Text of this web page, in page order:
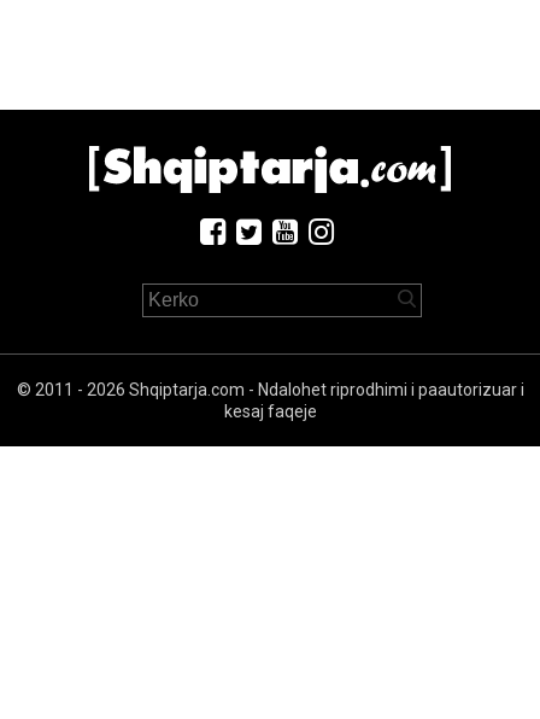
© 2011 - 2026 Shqiptarja.com - Ndalohet riprodhimi i paautorizuar i
kesaj faqeje